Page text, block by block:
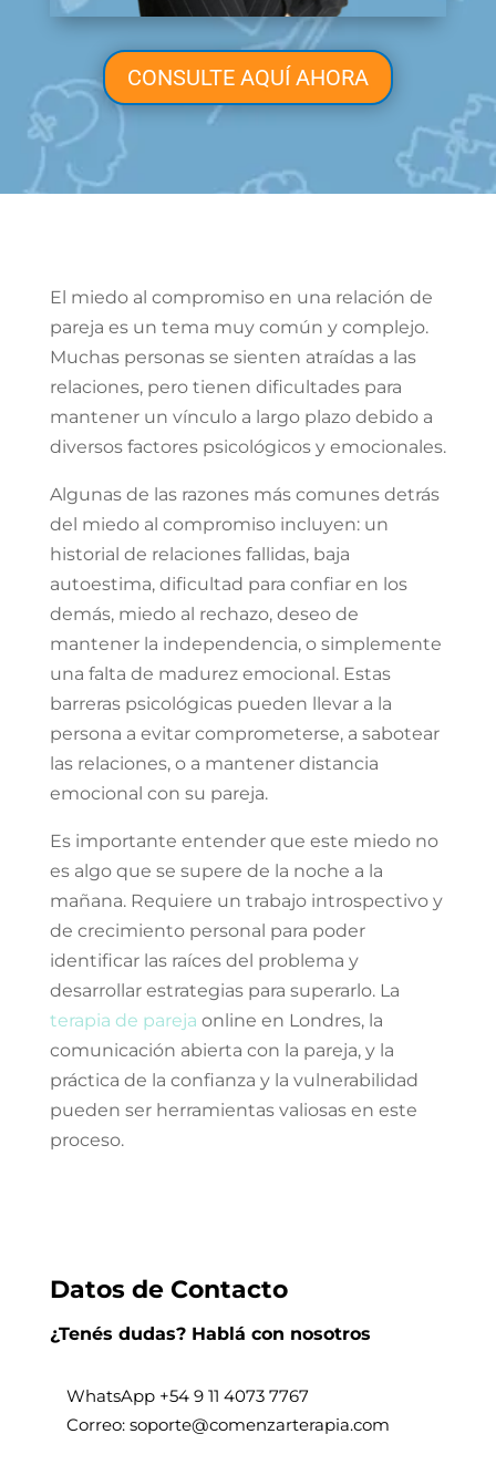
CONSULTE AQUÍ AHORA
El miedo al compromiso en una relación de
pareja es un tema muy común y complejo.
Muchas personas se sienten atraídas a las
relaciones, pero tienen dificultades para
mantener un vínculo a largo plazo debido a
diversos factores psicológicos y emocionales.
Algunas de las razones más comunes detrás
del miedo al compromiso incluyen: un
historial de relaciones fallidas, baja
autoestima, dificultad para confiar en los
demás, miedo al rechazo, deseo de
mantener la independencia, o simplemente
una falta de madurez emocional. Estas
barreras psicológicas pueden llevar a la
persona a evitar comprometerse, a sabotear
las relaciones, o a mantener distancia
emocional con su pareja.
Es importante entender que este miedo no
es algo que se supere de la noche a la
mañana. Requiere un trabajo introspectivo y
de crecimiento personal para poder
identificar las raíces del problema y
desarrollar estrategias para superarlo. La
terapia de pareja online en Londres, la
comunicación abierta con la pareja, y la
práctica de la confianza y la vulnerabilidad
pueden ser herramientas valiosas en este
proceso.
Datos de Contacto
¿Tenés dudas? Hablá con nosotros
WhatsApp +54 9 11 4073 7767
Correo: soporte@comenzarterapia.com